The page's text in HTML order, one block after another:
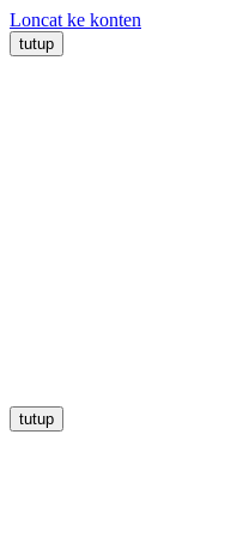
Loncat ke konten
tutup
tutup